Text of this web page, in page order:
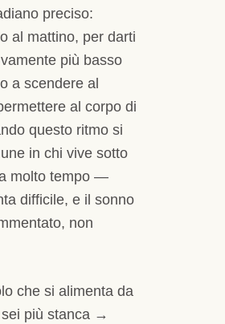
preciso:
al mattino, per darti
più basso
a scendere al
al corpo di
questo ritmo si
in chi vive sotto
molto tempo —
difficile, e il sonno
non
che si alimenta da
più stanca →